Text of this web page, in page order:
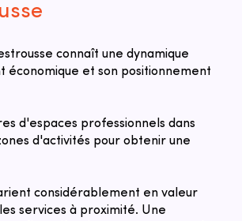
connaît une dynamique
et son positionnement
d'espaces professionnels dans
d'activités pour obtenir une
considérablement en valeur
services à proximité. Une